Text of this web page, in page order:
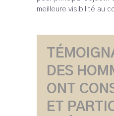
meilleure visibilité au
DES
ONT
ET